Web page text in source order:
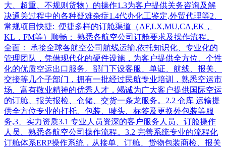
大、超重、不规则货物）的操作1.3为客户提供关务咨询及解
决通关过程中的各种疑难杂症1.4代办化工鉴定,外贸代理等2、
常规项目快捷: 便捷多样的订舱渠道（AF,LX,MU,CA,EK，
KL，FM等）顺畅： 熟悉各航空公司订舱要求及操作流程。
全面： 承接全球各航空公司航线运输,依托知识化、专业化的
管理团队，凭借现代化的硬件设施，为客户提供全方位、个性
化的优质空运出口服务。部门下设客服、单证、航线、报关、
交接等几个子部门，拥有一批经过民航专业培训，熟悉空运市
场、富有敬业精神的优秀人才，竭诚为广大客户提供国际空运
的订舱、报关报检、仓储、交货一条龙服务。2.2 仓库 运输提
供全方位专业的打托、包装、唛头、标签及更换外包装等服
务,3、实力资质3.1 专业人员资深的客户服务人员、订舱操作
人员、熟悉各航空公司操作流程。3.2 完善系统专业的流程化
订舱体系ERP操作系统，从接单、订舱、货物包装商检、报关